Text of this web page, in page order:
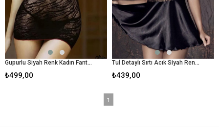
Gupurlu Siyah Renk Kadın Fantezı Babydoll
₺499,00
Tul Detaylı Sırtı Acık Siyah Renk Kadın Fantezı Babydoll
₺439,00
1